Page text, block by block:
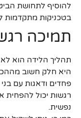
להוסיף לתחושת
בטכניקות
תמיכה
תהליך הלידה הוא
היא חלק חשוב
פחדים ודאגות עם
רגשות יכול להפחית
נפשית.